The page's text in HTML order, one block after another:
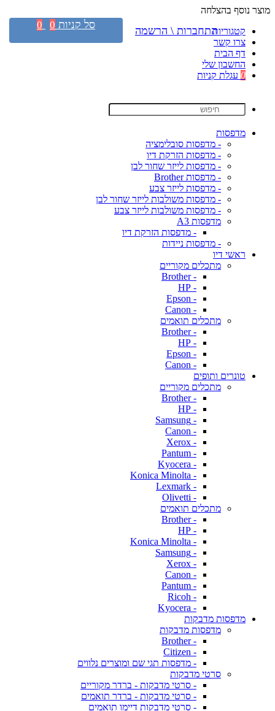
מוצר נוסף בהצלחה
קטגוריות
צרו קשר
דף הבית
החשבון שלי
0 עגלת קניות
מדפסות
- מדפסות סובלימציה
- מדפסות הזרקת דיו
- מדפסות לייזר שחור לבן
- מדפסות Brother
- מדפסות לייזר צבע
- מדפסות משולבות לייזר שחור לבן
- מדפסות משולבות לייזר צבע
מדפסות A3
- מדפסות הזרקת דיו
- מדפסות ניידות
ראשי דיו
מתכלים מקוריים
- Brother
- HP
- Epson
- Canon
מתכלים תואמים
- Brother
- HP
- Epson
- Canon
טונרים ותופים
מתכלים מקוריים
- Brother
- HP
- Samsung
- Canon
- Xerox
- Pantum
- Kyocera
- Konica Minolta
- Lexmark
- Olivetti
מתכלים תואמים
- Brother
- HP
- Konica Minolta
- Samsung
- Xerox
- Canon
- Pantum
- Ricoh
- Kyocera
מדפסות מדבקות
מדפסות מדבקות
- Brother
- Citizen
- מדפסות תגי שם ומוצרים נלווים
סרטי מדבקות
- סרטי מדבקות - ברדר מקוריים
- סרטי מדבקות - ברדר תואמים
- סרטי מדבקות דיימו תואמים
התחברות \ הרשמה סל קניות 0
0